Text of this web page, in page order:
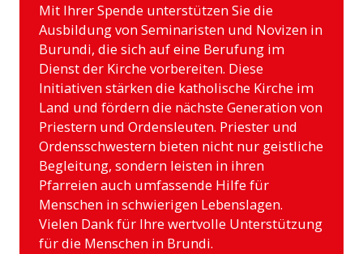
Mit Ihrer Spende unterstützen Sie die
Ausbildung von Seminaristen und Novizen in
Burundi, die sich auf eine Berufung im
Dienst der Kirche vorbereiten. Diese
Initiativen stärken die katholische Kirche im
Land und fördern die nächste Generation von
Priestern und Ordensleuten. Priester und
Ordensschwestern bieten nicht nur geistliche
Begleitung, sondern leisten in ihren
Pfarreien auch umfassende Hilfe für
Menschen in schwierigen Lebenslagen.
Vielen Dank für Ihre wertvolle Unterstützung
für die Menschen in Brundi.